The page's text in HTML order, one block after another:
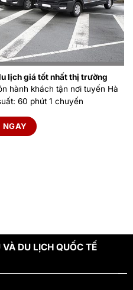
lịch giá tốt nhất thị trường
hành khách tận nơi tuyến Hà
60 phút 1 chuyến
NGAY
DU LỊCH QUỐC TẾ